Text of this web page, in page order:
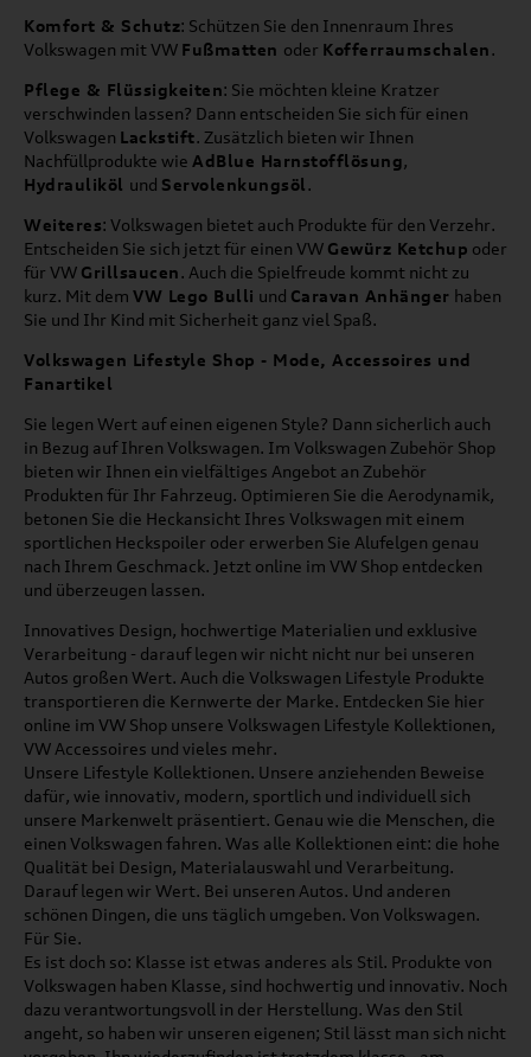
Komfort & Schutz: Schützen Sie den Innenraum Ihres
Volkswagen mit VW Fußmatten oder Kofferraumschalen.
Pflege & Flüssigkeiten: Sie möchten kleine Kratzer
verschwinden lassen? Dann entscheiden Sie sich für einen
Volkswagen Lackstift. Zusätzlich bieten wir Ihnen
Nachfüllprodukte wie AdBlue Harnstofflösung,
Hydrauliköl und Servolenkungsöl.
Weiteres: Volkswagen bietet auch Produkte für den Verzehr.
Entscheiden Sie sich jetzt für einen VW Gewürz Ketchup oder
für VW Grillsaucen. Auch die Spielfreude kommt nicht zu
kurz. Mit dem VW Lego Bulli und Caravan Anhänger haben
Sie und Ihr Kind mit Sicherheit ganz viel Spaß.
Volkswagen Lifestyle Shop - Mode, Accessoires und
Fanartikel
Sie legen Wert auf einen eigenen Style? Dann sicherlich auch
in Bezug auf Ihren Volkswagen. Im Volkswagen Zubehör Shop
bieten wir Ihnen ein vielfältiges Angebot an Zubehör
Produkten für Ihr Fahrzeug. Optimieren Sie die Aerodynamik,
betonen Sie die Heckansicht Ihres Volkswagen mit einem
sportlichen Heckspoiler oder erwerben Sie Alufelgen genau
nach Ihrem Geschmack. Jetzt online im VW Shop entdecken
und überzeugen lassen.
Innovatives Design, hochwertige Materialien und exklusive
Verarbeitung - darauf legen wir nicht nicht nur bei unseren
Autos großen Wert. Auch die Volkswagen Lifestyle Produkte
transportieren die Kernwerte der Marke. Entdecken Sie hier
online im VW Shop unsere Volkswagen Lifestyle Kollektionen,
VW Accessoires und vieles mehr.
Unsere Lifestyle Kollektionen. Unsere anziehenden Beweise
dafür, wie innovativ, modern, sportlich und individuell sich
unsere Markenwelt präsentiert. Genau wie die Menschen, die
einen Volkswagen fahren. Was alle Kollektionen eint: die hohe
Qualität bei Design, Materialauswahl und Verarbeitung.
Darauf legen wir Wert. Bei unseren Autos. Und anderen
schönen Dingen, die uns täglich umgeben. Von Volkswagen.
Für Sie.
Es ist doch so: Klasse ist etwas anderes als Stil. Produkte von
Volkswagen haben Klasse, sind hochwertig und innovativ. Noch
dazu verantwortungsvoll in der Herstellung. Was den Stil
angeht, so haben wir unseren eigenen; Stil lässt man sich nicht